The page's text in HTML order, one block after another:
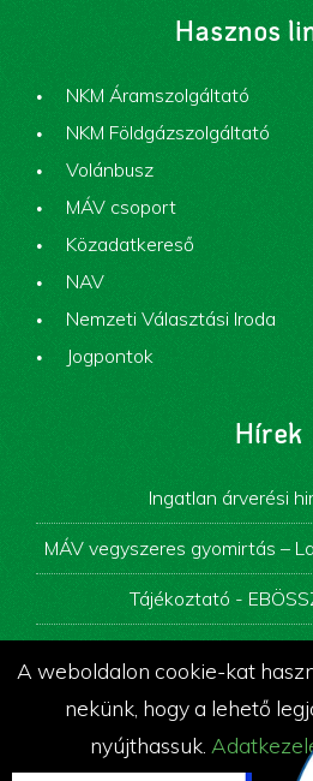
Hasznos
NKM Áramszolgáltató
NKM Földgázszolgáltató
Volánbusz
MÁV csoport
Közadatkereső
NAV
Nemzeti Választási Iroda
Jogpontok
Hírek
Ingatlan árverési
MÁV vegyszeres gyomirtás –
Tájékoztató -
Álláspályázati
A weboldalon cookie-kat
nekünk, hogy a lehető
nyújthassuk.